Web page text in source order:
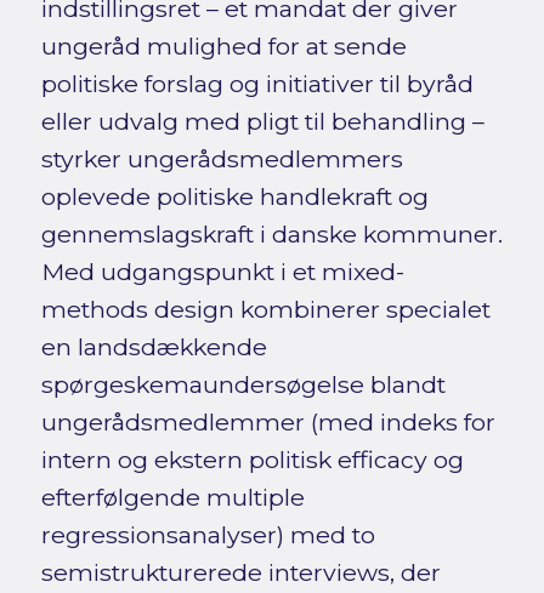
indstillingsret – et mandat der giver
ungeråd mulighed for at sende
politiske forslag og initiativer til byråd
eller udvalg med pligt til behandling –
styrker ungerådsmedlemmers
oplevede politiske handlekraft og
gennemslagskraft i danske kommuner.
Med udgangspunkt i et mixed-
methods design kombinerer specialet
en landsdækkende
spørgeskemaundersøgelse blandt
ungerådsmedlemmer (med indeks for
intern og ekstern politisk efficacy og
efterfølgende multiple
regressionsanalyser) med to
semistrukturerede interviews, der